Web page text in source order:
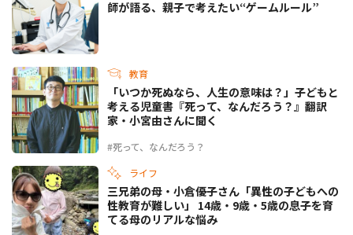
師が語る、親子で考えたい“ゲームルール”
教育
#死って、なんだろう？
「いつか死ぬなら、人生の意味は？」子どもと
考える児童書『死って、なんだろう？』翻訳
家・小宮由さんに聞く
ライフ
三兄弟の母・小倉優子さん「異性の子どもへの
性教育が難しい」 14歳・9歳・5歳の息子を育
てる母のリアルな悩み